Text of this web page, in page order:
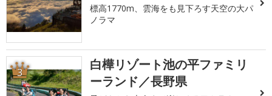
標高1770m、雲海をも見下ろす天空の大パ
ノラマ
3
白樺リゾート池の平ファミリ
ーランド／長野県